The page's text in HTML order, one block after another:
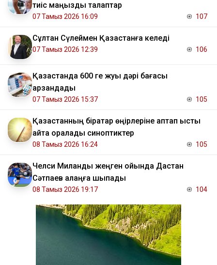
тиіс маңызды талаптар
07 Тамыз 2026 16:09 107
Сұлтан Сүлеймен Қазақстанға келеді
07 Тамыз 2026 12:39 106
Қазақстанда 600 ге жуық дәрі бағасы
арзандады
07 Тамыз 2026 15:37 105
Қазақстанның бірқатар өңірлеріне аптап ыстық
қайта оралады синоптиктер
08 Тамыз 2026 16:24 105
Челси Миланды жеңген ойында Дастан
Сәтпаев алаңға шықпады
08 Тамыз 2026 19:17 104